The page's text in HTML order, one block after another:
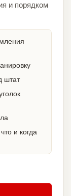
и порядком
штат
и когда